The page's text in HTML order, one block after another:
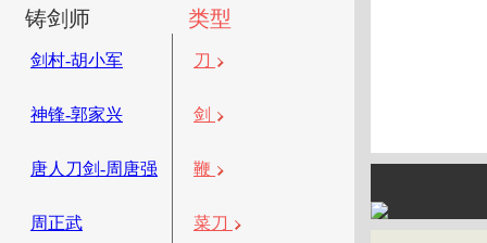
铸剑师
剑村-胡小军
神锋-郭家兴
唐人刀剑-周唐强
周正武
类型
刀
剑
鞭
菜刀